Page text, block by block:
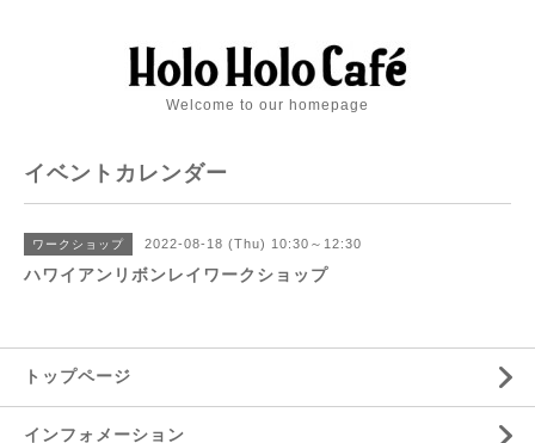
Welcome to our homepage
イベントカレンダー
ワークショップ 2022-08-18 (Thu) 10:30～12:30
ハワイアンリボンレイワークショップ
トップページ
インフォメーション